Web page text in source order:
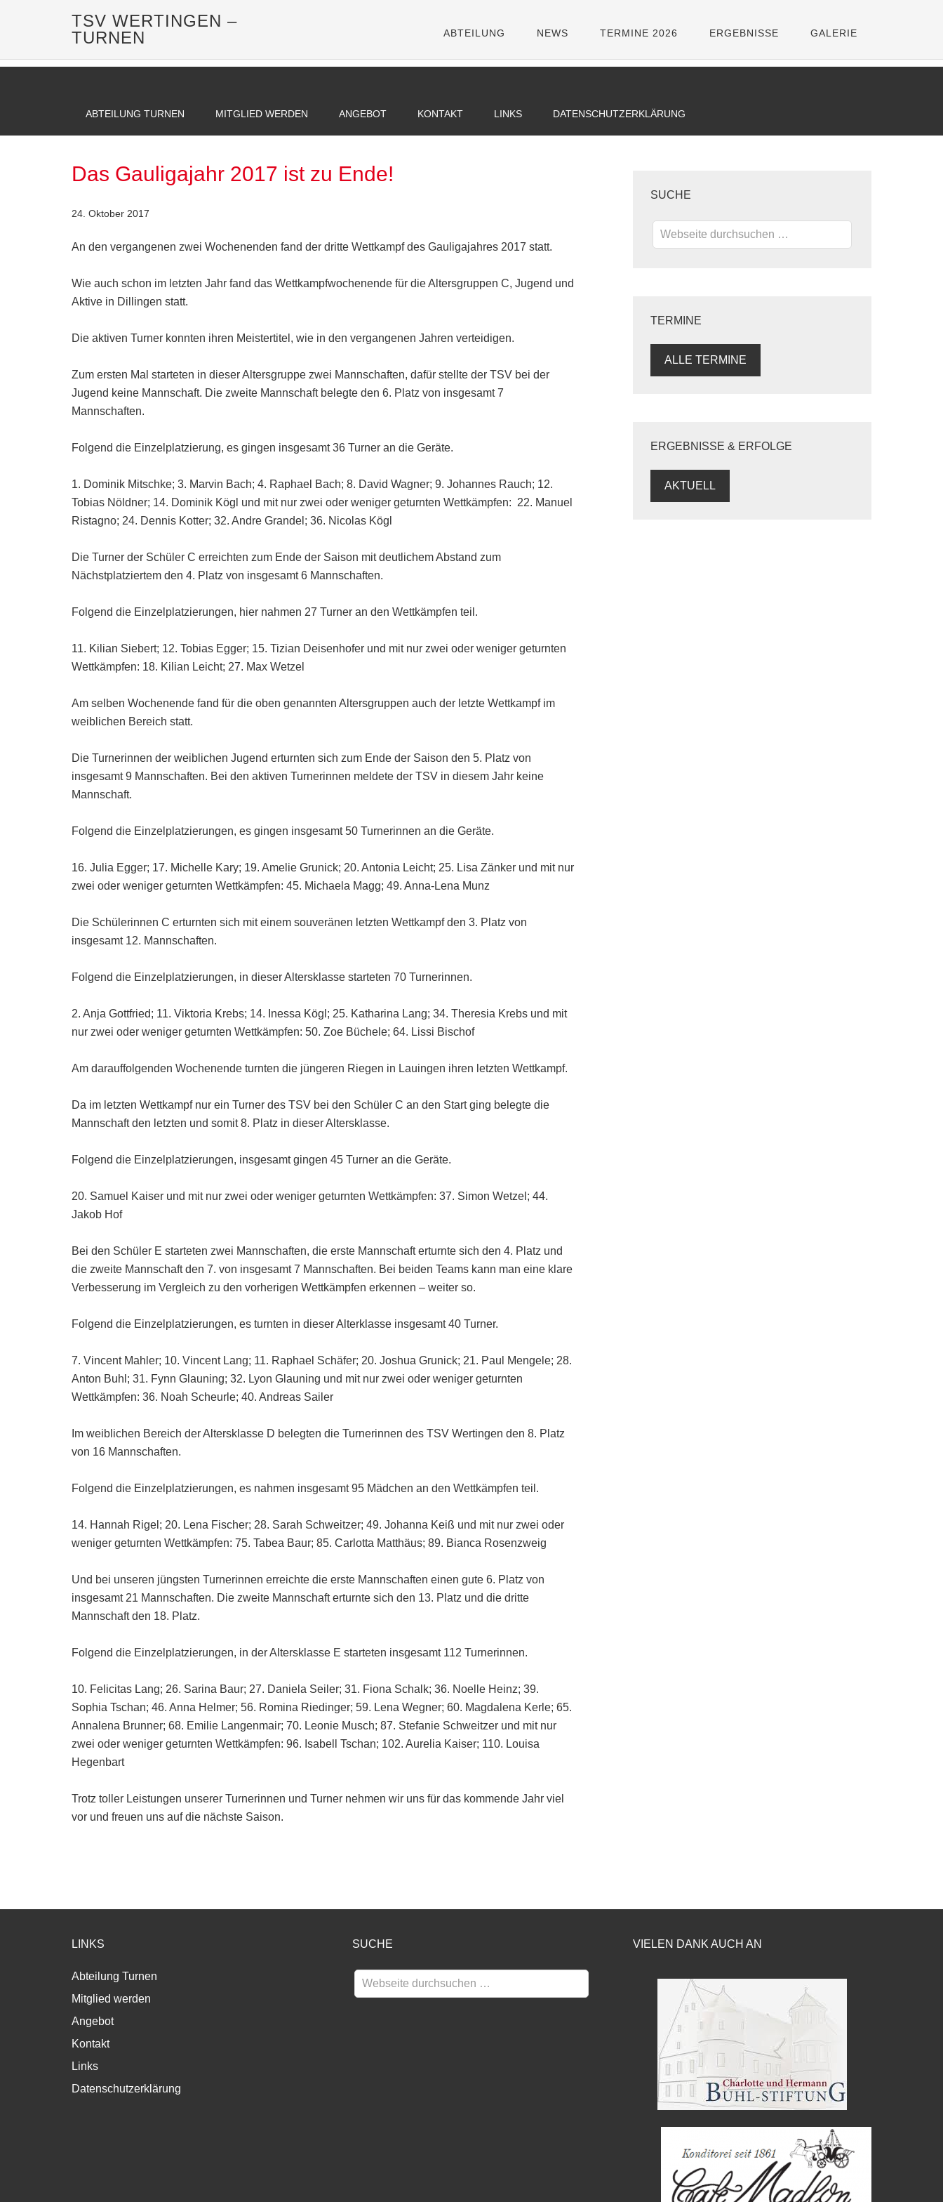
TSV WERTINGEN –
TURNEN
ABTEILUNG NEWS TERMINE 2026 ERGEBNISSE GALERIE
ABTEILUNG TURNEN MITGLIED WERDEN ANGEBOT KONTAKT LINKS DATENSCHUTZERKLÄRUNG
Das Gauligajahr 2017 ist zu Ende!
24. Oktober 2017
An den vergangenen zwei Wochenenden fand der dritte Wettkampf des Gauligajahres 2017 statt.
Wie auch schon im letzten Jahr fand das Wettkampfwochenende für die Altersgruppen C, Jugend und
Aktive in Dillingen statt.
Die aktiven Turner konnten ihren Meistertitel, wie in den vergangenen Jahren verteidigen.
Zum ersten Mal starteten in dieser Altersgruppe zwei Mannschaften, dafür stellte der TSV bei der
Jugend keine Mannschaft. Die zweite Mannschaft belegte den 6. Platz von insgesamt 7
Mannschaften.
Folgend die Einzelplatzierung, es gingen insgesamt 36 Turner an die Geräte.
1. Dominik Mitschke; 3. Marvin Bach; 4. Raphael Bach; 8. David Wagner; 9. Johannes Rauch; 12.
Tobias Nöldner; 14. Dominik Kögl und mit nur zwei oder weniger geturnten Wettkämpfen: 22. Manuel
Ristagno; 24. Dennis Kotter; 32. Andre Grandel; 36. Nicolas Kögl
Die Turner der Schüler C erreichten zum Ende der Saison mit deutlichem Abstand zum
Nächstplatziertem den 4. Platz von insgesamt 6 Mannschaften.
Folgend die Einzelplatzierungen, hier nahmen 27 Turner an den Wettkämpfen teil.
11. Kilian Siebert; 12. Tobias Egger; 15. Tizian Deisenhofer und mit nur zwei oder weniger geturnten
Wettkämpfen: 18. Kilian Leicht; 27. Max Wetzel
Am selben Wochenende fand für die oben genannten Altersgruppen auch der letzte Wettkampf im
weiblichen Bereich statt.
Die Turnerinnen der weiblichen Jugend erturnten sich zum Ende der Saison den 5. Platz von
insgesamt 9 Mannschaften. Bei den aktiven Turnerinnen meldete der TSV in diesem Jahr keine
Mannschaft.
Folgend die Einzelplatzierungen, es gingen insgesamt 50 Turnerinnen an die Geräte.
16. Julia Egger; 17. Michelle Kary; 19. Amelie Grunick; 20. Antonia Leicht; 25. Lisa Zänker und mit nur
zwei oder weniger geturnten Wettkämpfen: 45. Michaela Magg; 49. Anna-Lena Munz
Die Schülerinnen C erturnten sich mit einem souveränen letzten Wettkampf den 3. Platz von
insgesamt 12. Mannschaften.
Folgend die Einzelplatzierungen, in dieser Altersklasse starteten 70 Turnerinnen.
2. Anja Gottfried; 11. Viktoria Krebs; 14. Inessa Kögl; 25. Katharina Lang; 34. Theresia Krebs und mit
nur zwei oder weniger geturnten Wettkämpfen: 50. Zoe Büchele; 64. Lissi Bischof
Am darauffolgenden Wochenende turnten die jüngeren Riegen in Lauingen ihren letzten Wettkampf.
Da im letzten Wettkampf nur ein Turner des TSV bei den Schüler C an den Start ging belegte die
Mannschaft den letzten und somit 8. Platz in dieser Altersklasse.
Folgend die Einzelplatzierungen, insgesamt gingen 45 Turner an die Geräte.
20. Samuel Kaiser und mit nur zwei oder weniger geturnten Wettkämpfen: 37. Simon Wetzel; 44.
Jakob Hof
Bei den Schüler E starteten zwei Mannschaften, die erste Mannschaft erturnte sich den 4. Platz und
die zweite Mannschaft den 7. von insgesamt 7 Mannschaften. Bei beiden Teams kann man eine klare
Verbesserung im Vergleich zu den vorherigen Wettkämpfen erkennen – weiter so.
Folgend die Einzelplatzierungen, es turnten in dieser Alterklasse insgesamt 40 Turner.
7. Vincent Mahler; 10. Vincent Lang; 11. Raphael Schäfer; 20. Joshua Grunick; 21. Paul Mengele; 28.
Anton Buhl; 31. Fynn Glauning; 32. Lyon Glauning und mit nur zwei oder weniger geturnten
Wettkämpfen: 36. Noah Scheurle; 40. Andreas Sailer
Im weiblichen Bereich der Altersklasse D belegten die Turnerinnen des TSV Wertingen den 8. Platz
von 16 Mannschaften.
Folgend die Einzelplatzierungen, es nahmen insgesamt 95 Mädchen an den Wettkämpfen teil.
14. Hannah Rigel; 20. Lena Fischer; 28. Sarah Schweitzer; 49. Johanna Keiß und mit nur zwei oder
weniger geturnten Wettkämpfen: 75. Tabea Baur; 85. Carlotta Matthäus; 89. Bianca Rosenzweig
Und bei unseren jüngsten Turnerinnen erreichte die erste Mannschaften einen gute 6. Platz von
insgesamt 21 Mannschaften. Die zweite Mannschaft erturnte sich den 13. Platz und die dritte
Mannschaft den 18. Platz.
Folgend die Einzelplatzierungen, in der Altersklasse E starteten insgesamt 112 Turnerinnen.
10. Felicitas Lang; 26. Sarina Baur; 27. Daniela Seiler; 31. Fiona Schalk; 36. Noelle Heinz; 39.
Sophia Tschan; 46. Anna Helmer; 56. Romina Riedinger; 59. Lena Wegner; 60. Magdalena Kerle; 65.
Annalena Brunner; 68. Emilie Langenmair; 70. Leonie Musch; 87. Stefanie Schweitzer und mit nur
zwei oder weniger geturnten Wettkämpfen: 96. Isabell Tschan; 102. Aurelia Kaiser; 110. Louisa
Hegenbart
Trotz toller Leistungen unserer Turnerinnen und Turner nehmen wir uns für das kommende Jahr viel
vor und freuen uns auf die nächste Saison.
SUCHE
TERMINE
ALLE TERMINE
ERGEBNISSE & ERFOLGE
AKTUELL
LINKS
Abteilung Turnen
Mitglied werden
Angebot
Kontakt
Links
Datenschutzerklärung
SUCHE VIELEN DANK AUCH AN